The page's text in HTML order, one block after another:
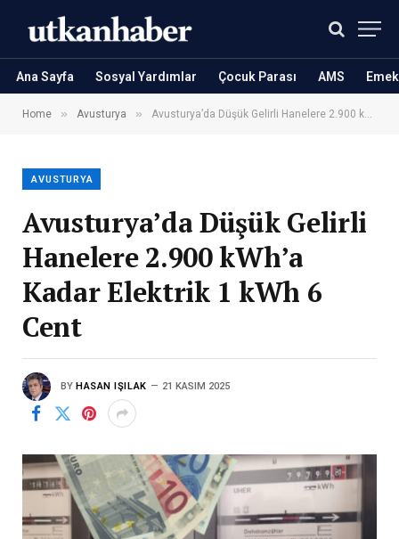
Ana Sayfa Sosyal Yardımlar Çocuk Parası AMS
Home » Avusturya » Avusturya’da Düşük Gelirli Hanelere 2.900 kWh’a Kadar Elektrik 1 kWh 6 Cent
AVUSTURYA
Avusturya’da Düşük Gelirli
Hanelere 2.900 kWh’a
Kadar Elektrik 1 kWh 6
Cent
BY HASAN IŞILAK 21 KASIM 2025